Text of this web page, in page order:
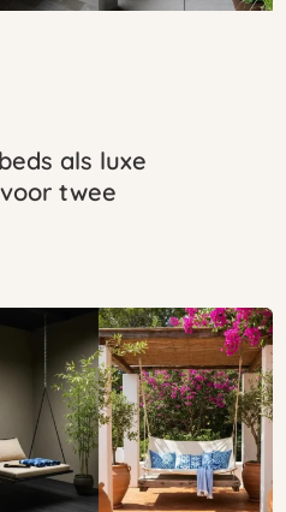
als luxe
twee